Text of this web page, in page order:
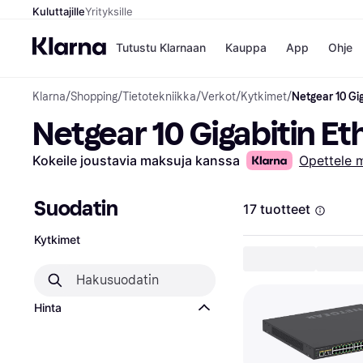
KuluttajilleYrityksille
Tutustu Klarnaan Kauppa
Kaupat
Gigantti
H&M
Peten
App Ohje
Klarna/Shopping/Tietotekniikka/Verkot/Kytkimet/Netgear 10
Netgear 10 Gigabitin
Kokeile joustavia maksuja kanssa Opettele
Suodatin
Kytkimet
Hinta
17 tuotteet